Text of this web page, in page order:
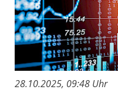
28.10.2025, 09:48 Uhr